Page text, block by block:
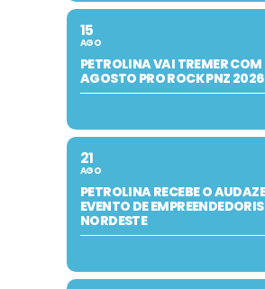
15
AGO
PETROLINA VAI TREMER COM
AGOSTO PRO ROCK PNZ 2026
21
AGO
PETROLINA RECEBE O
EVENTO DE
NORDESTE